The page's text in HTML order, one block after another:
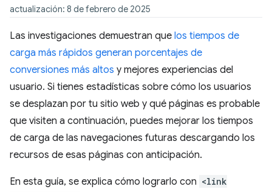
actualización: 8 de febrero de 2025
Las investigaciones demuestran que los tiempos de
carga más rápidos generan porcentajes de
conversiones más altos y mejores experiencias del
usuario. Si tienes estadísticas sobre cómo los usuarios
se desplazan por tu sitio web y qué páginas es probable
que visiten a continuación, puedes mejorar los tiempos
de carga de las navegaciones futuras descargando los
recursos de esas páginas con anticipación.
En esta guía, se explica cómo lograrlo con <link